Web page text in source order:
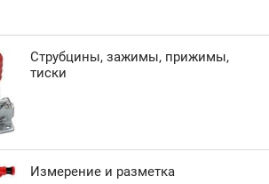
Струбцины, зажимы, прижимы,
тиски
Измерение и разметка